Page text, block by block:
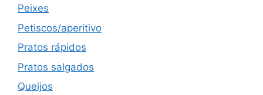
Peixes
Petiscos/aperitivo
Pratos rápidos
Pratos salgados
Queijos